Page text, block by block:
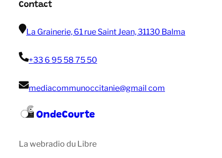
Contact
La Grainerie, 61 rue Saint Jean, 31130 Balma
+33 6 95 58 75 50
mediacommunoccitanie@gmail com
OndeCourte
La webradio du Libre